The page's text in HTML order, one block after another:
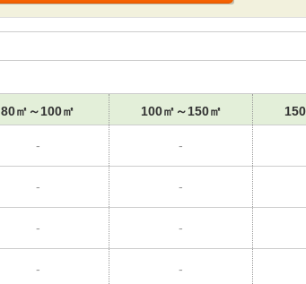
80㎡～100㎡ 100㎡～150㎡
- -
- -
- -
- -